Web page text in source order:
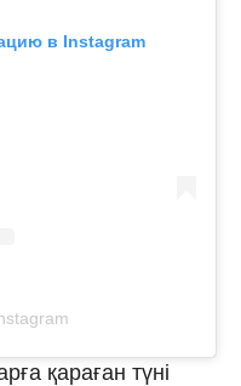
в Instagram
қараған түні